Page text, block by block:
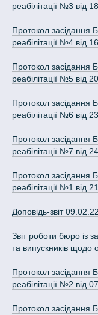
реабілітації №3 від
Протокол засідання
реабілітації №4 від
Протокол засідання
реабілітації №5 від
Протокол засідання
реабілітації №6 від
Протокол засідання
реабілітації №7 від
Протокол засідання
реабілітації №1 від
Доповідь-звіт 09.02.22
Звіт роботи бюро із
та випускників щодо
Протокол засідання
реабілітації №2 від
Протокол засідання